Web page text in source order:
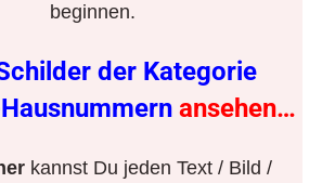
beginnen.
der Kategorie
ansehen…
kannst Du jeden Text / Bild /